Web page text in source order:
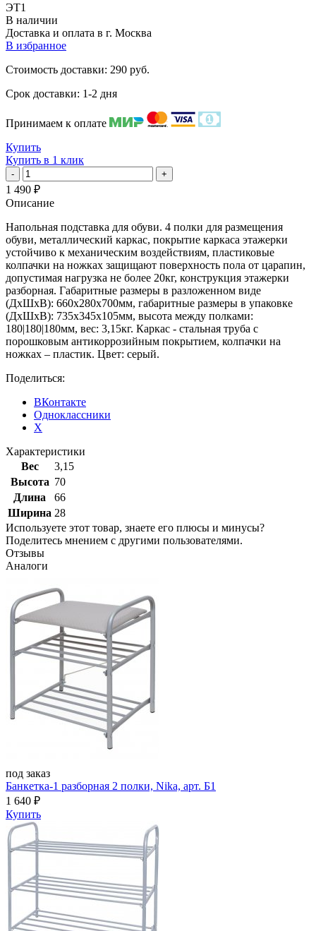
ЭТ1
В наличии
Доставка и оплата в г. Москва
В избранное
Стоимость доставки: 290 руб.
Срок доставки: 1-2 дня
Принимаем к оплате
Купить
Купить в 1 клик
- +
1 490 ₽
Описание
Напольная подставка для обуви. 4 полки для размещения
обуви, металлический каркас, покрытие каркаса этажерки
устойчиво к механическим воздействиям, пластиковые
колпачки на ножках защищают поверхность пола от царапин,
допустимая нагрузка не более 20кг, конструкция этажерки
разборная. Габаритные размеры в разложенном виде
(ДхШхВ): 660х280х700мм, габаритные размеры в упаковке
(ДхШхВ): 735х345х105мм, высота между полками:
180|180|180мм, вес: 3,15кг. Каркас - стальная труба с
порошковым антикоррозийным покрытием, колпачки на
ножках – пластик. Цвет: серый.
Поделиться:
ВКонтакте
Одноклассники
X
Характеристики
Вес
3,15
Высота 70
Длина
66
Ширина 28
Используете этот товар, знаете его плюсы и минусы?
Поделитесь мнением с другими пользователями.
Отзывы
Аналоги
под заказ
Банкетка-1 разборная 2 полки, Nika, арт. Б1
1 640 ₽
Купить